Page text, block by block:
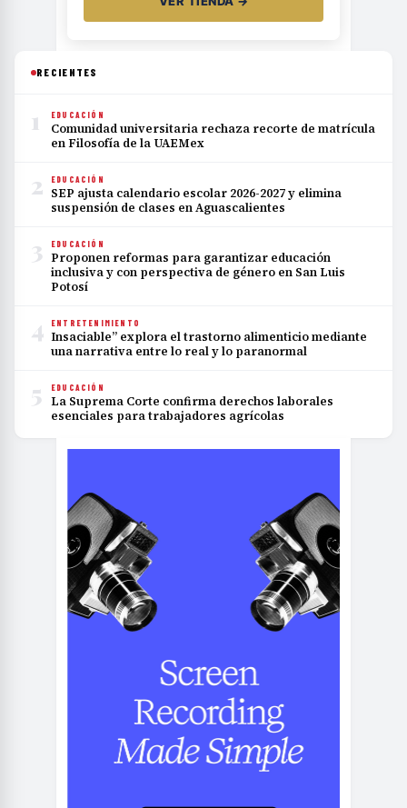
RECIENTES
1 EDUCACIÓN
Comunidad universitaria rechaza recorte de matrícula
en Filosofía de la UAEMex
2 EDUCACIÓN
SEP ajusta calendario escolar 2026-2027 y elimina
suspensión de clases en Aguascalientes
3 EDUCACIÓN
Proponen reformas para garantizar educación
inclusiva y con perspectiva de género en San Luis
Potosí
4 ENTRETENIMIENTO
Insaciable” explora el trastorno alimenticio mediante
una narrativa entre lo real y lo paranormal
5 EDUCACIÓN
La Suprema Corte confirma derechos laborales
esenciales para trabajadores agrícolas